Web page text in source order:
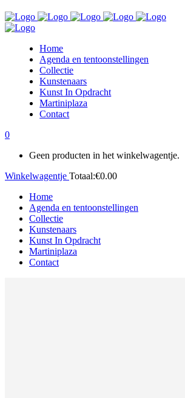
Home
Agenda en tentoonstellingen
Collectie
Kunstenaars
Kunst In Opdracht
Martiniplaza
Contact
0
Geen producten in het winkelwagentje.
Winkelwagentje Totaal:€0.00
Home
Agenda en tentoonstellingen
Collectie
Kunstenaars
Kunst In Opdracht
Martiniplaza
Contact